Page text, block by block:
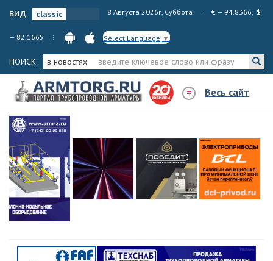
вид 8 Августа 2026г, Суббота € — 94.8366, $
— 82.1665 Select Language ▼
ПОИСК в новостях
Весь сайт